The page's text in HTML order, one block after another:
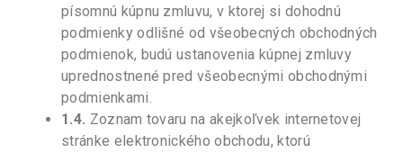
písomnú kúpnu zmluvu, v ktorej si dohodnú
podmienky odlišné od všeobecných obchodných
podmienok, budú ustanovenia kúpnej zmluvy
uprednostnené pred všeobecnými obchodnými
podmienkami.
1.4. Zoznam tovaru na akejkoľvek internetovej
stránke elektronického obchodu, ktorú